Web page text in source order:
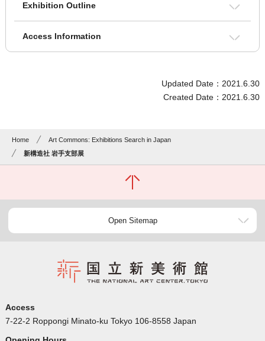
Exhibition Outline
Access Information
Updated Date：2021.6.30
Created Date：2021.6.30
Home
Art Commons: Exhibitions Search in Japan
新構造社 岩手支部展
Open Sitemap
Access
7-22-2 Roppongi Minato-ku Tokyo 106-8558 Japan